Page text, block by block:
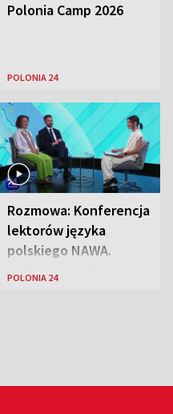
Polonia Camp 2026
POLONIA 24
Rozmowa: Konferencja
lektorów języka
polskiego NAWA.
POLONIA 24